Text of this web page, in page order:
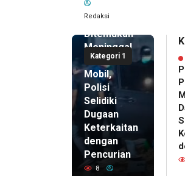
Redaksi
Kategori 1
Royal
Phone
Ditemukan
Meninggal
di Dalam
Mobil,
Polisi
Selidiki
Dugaan
Keterkaitan
dengan
Pencurian
8